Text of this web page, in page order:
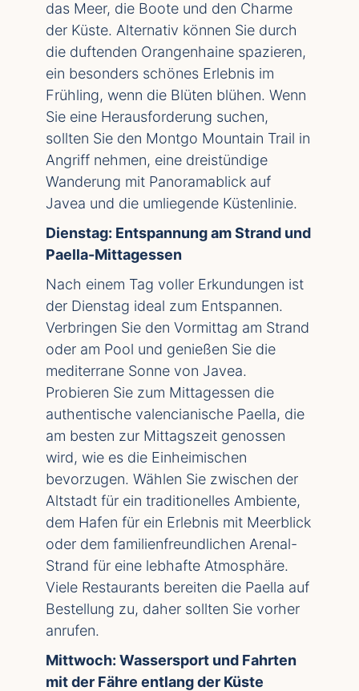
das Meer, die Boote und den Charme
der Küste. Alternativ können Sie durch
die duftenden Orangenhaine spazieren,
ein besonders schönes Erlebnis im
Frühling, wenn die Blüten blühen. Wenn
Sie eine Herausforderung suchen,
sollten Sie den Montgo Mountain Trail in
Angriff nehmen, eine dreistündige
Wanderung mit Panoramablick auf
Javea und die umliegende Küstenlinie.
Dienstag: Entspannung am Strand und
Paella-Mittagessen
Nach einem Tag voller Erkundungen ist
der Dienstag ideal zum Entspannen.
Verbringen Sie den Vormittag am Strand
oder am Pool und genießen Sie die
mediterrane Sonne von Javea.
Probieren Sie zum Mittagessen die
authentische valencianische Paella, die
am besten zur Mittagszeit genossen
wird, wie es die Einheimischen
bevorzugen. Wählen Sie zwischen der
Altstadt für ein traditionelles Ambiente,
dem Hafen für ein Erlebnis mit Meerblick
oder dem familienfreundlichen Arenal-
Strand für eine lebhafte Atmosphäre.
Viele Restaurants bereiten die Paella auf
Bestellung zu, daher sollten Sie vorher
anrufen.
Mittwoch: Wassersport und Fahrten
mit der Fähre entlang der Küste